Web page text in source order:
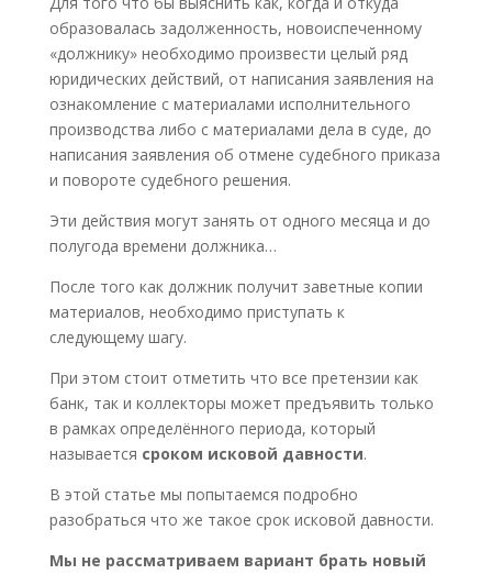
образовалась задолженность, новоиспеченному
«должнику» необходимо произвести целый ряд
юридических действий, от написания заявления на
ознакомление с материалами исполнительного
производства либо с материалами дела в суде, до
написания заявления об отмене судебного приказа
и повороте судебного решения.
Эти действия могут занять от одного месяца и до
полугода времени должника…
После того как должник получит заветные копии
материалов, необходимо приступать к
следующему шагу.
При этом стоит отметить что все претензии как
банк, так и коллекторы может предъявить только
в рамках определённого периода, который
называется сроком исковой давности.
В этой статье мы попытаемся подробно
разобраться что же такое срок исковой давности.
Мы не рассматриваем вариант брать новый